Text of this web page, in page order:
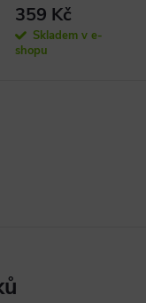
359 Kč
Skladem v e-
shopu